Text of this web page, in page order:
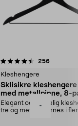
-
256
Kleshengere
Sklisikre
med metallpinne, 8-
Elegant og skikkelig
tre og metall – finnes i
4.5av 5 stjerner